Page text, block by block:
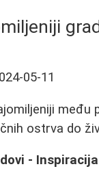
05-11
ostrva do
-